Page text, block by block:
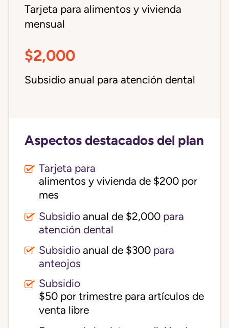
Tarjeta para alimentos y vivienda
mensual
$2,000
Subsidio anual para atención dental
Aspectos destacados del plan
Tarjeta para
alimentos y vivienda de $200 por
mes
Subsidio anual de $2,000 para
atención dental
Subsidio anual de $300 para
anteojos
Subsidio
$50 por trimestre para artículos de
venta libre